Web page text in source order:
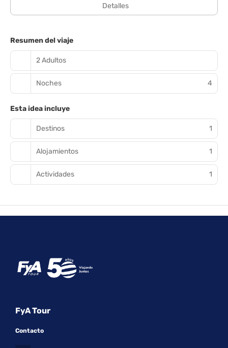
Detalles
Resumen del viaje
2 Adultos
Noches 4
Esta idea incluye
Destinos 1
Alojamientos 1
Actividades 1
FyA Tour
Contacto